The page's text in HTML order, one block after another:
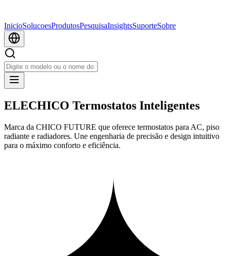
InicioSolucoesProdutosPesquisaInsightsSuporteSobre
ELECHICO Termostatos Inteligentes
Marca da CHICO FUTURE que oferece termostatos para AC, piso
radiante e radiadores. Une engenharia de precisão e design intuitivo
para o máximo conforto e eficiência.